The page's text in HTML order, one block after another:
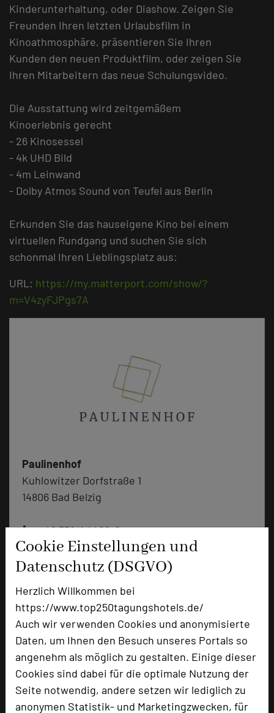
Cookie Einstellungen und
Datenschutz (DSGVO)
Herzlich Willkommen bei
https://www.top250tagungshotels.de/
Auch wir verwenden Cookies und anonymisierte
Daten, um Ihnen den Besuch unseres Portals so
angenehm als möglich zu gestalten. Einige dieser
Cookies sind dabei für die optimale Nutzung der
Seite notwendig, andere setzen wir lediglich zu
anonymen Statistik- und Marketingzwecken, für
Kinderunterhaltung, oder Diashow. Zeigen Sie
Freunden Ihren letzten Urlaubsfilm in
Kinoathmosphäre, präsentieren Sie Ihren
Kunden den neuen Produktfilm, oder zeigen Sie
Ihren Mitarbeitern das neue Schulungsvideo.
Die Ausstattung wird zeitgemäßem
Kinoerlebnis gerecht
- 26 Kinosessel
- 4k UHD Bild
- 4m Leinwand
- Dolby Atmos Sound von Teufel aus Berlin
Erkunden Sie das hauseigene Kino bei einem
virtuellen Rundgang und suchen Sie sich
schonmal Ihren Lieblingsplatz aus:
URL: https://my.matterport.com/show/?
m=V4zyFJPgs7A
Paulinenhof
Kuhlowitzer Dorfstraße 1
14806 Bad Belzig
phone +49 33841 4408-0
mail Email
language Homepage
zur Tagungsanfrage hinzufügen
Bewertung
Tagungsplaner